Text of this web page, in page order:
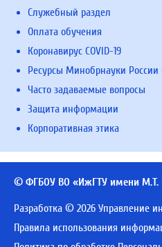
Служебный раздел
Оплата обучения
Коронавирус COVID-19
Ресурсы Минобрнауки
Часто задаваемые вопросы
Защита информации
Корпоративная этика
© ФГБОУ ВО «ИжГТУ имени М.Т.
Разработка © 2026 Управление
Правила использования